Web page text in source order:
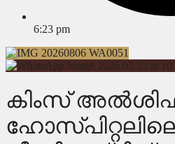
6:23 pm
കിംസ്